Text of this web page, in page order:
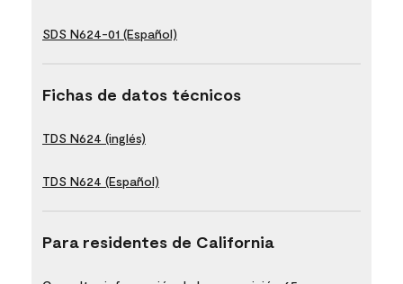
SDS N624-01 (Español)
Fichas de datos técnicos
TDS N624 (inglés)
TDS N624 (Español)
Para residentes de California